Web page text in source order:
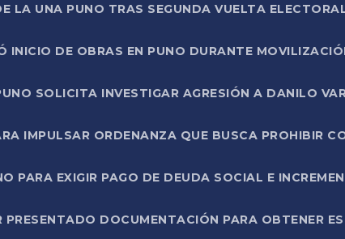
LA UNA PUNO TRAS SEGUNDA VUELTA
INICIO DE OBRAS EN PUNO DURANTE
SOLICITA INVESTIGAR AGRESIÓN A DANILO
IMPULSAR ORDENANZA QUE BUSCA PROHIBIR
PARA EXIGIR PAGO DE DEUDA SOCIAL E
PRESENTADO DOCUMENTACIÓN PARA OBTENER